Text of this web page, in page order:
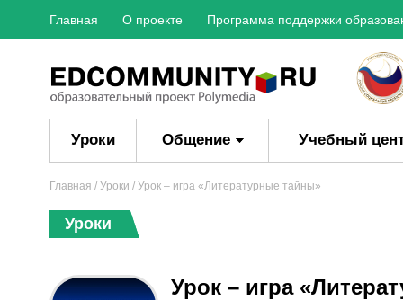
Главная О проекте Программа поддержки
Уроки Общение Учебный
Главная / Уроки / Урок – игра «Литературные тайны»
Уроки
Урок – игра